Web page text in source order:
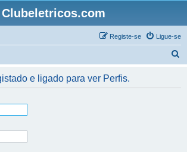
Clubeletricos.com
Ligue-se
Registe-se
e ligado para ver Perfis.